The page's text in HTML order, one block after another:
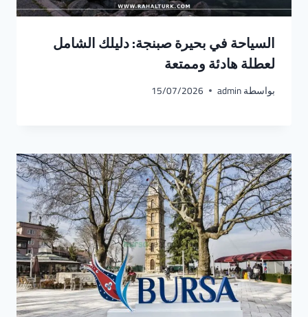
السياحة في بحيرة صبنجة: دليلك الشامل
لعطلة هادئة وممتعة
بواسطةadmin
15/07/2026